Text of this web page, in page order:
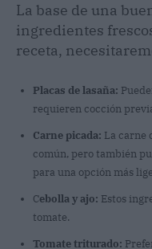
La base de una
ingredientes
receta,
Placas de lasaña:
requieren cocción
Carne picada: La carne
común, pero también
para una opción más
Cebolla y ajo: Estos
tomate.
Tomate triturado: